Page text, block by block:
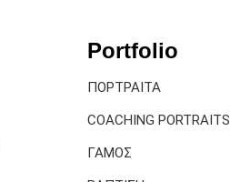
Portfolio
ΠΟΡΤΡΑΙΤΑ
COACHING PORTRAITS
ΓΑΜΟΣ